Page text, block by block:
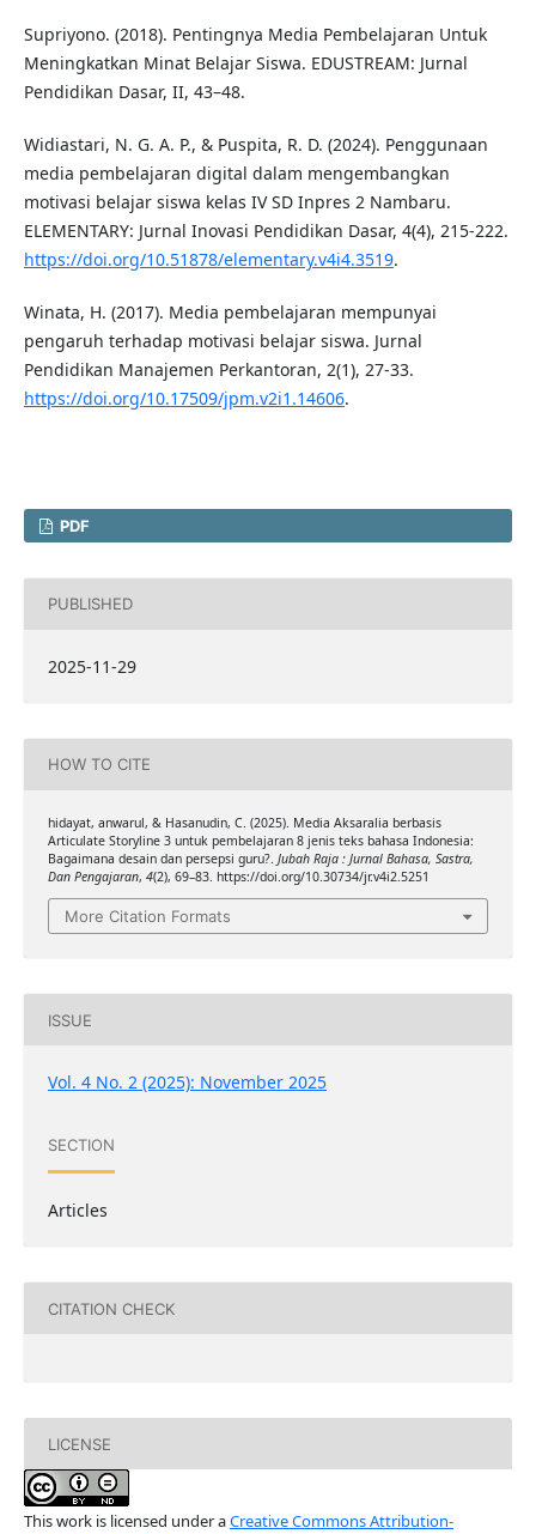
Supriyono. (2018). Pentingnya Media Pembelajaran Untuk
Meningkatkan Minat Belajar Siswa. EDUSTREAM: Jurnal
Pendidikan Dasar, II, 43–48.
Widiastari, N. G. A. P., & Puspita, R. D. (2024). Penggunaan
media pembelajaran digital dalam mengembangkan
motivasi belajar siswa kelas IV SD Inpres 2 Nambaru.
ELEMENTARY: Jurnal Inovasi Pendidikan Dasar, 4(4), 215-222.
https://doi.org/10.51878/elementary.v4i4.3519.
Winata, H. (2017). Media pembelajaran mempunyai
pengaruh terhadap motivasi belajar siswa. Jurnal
Pendidikan Manajemen Perkantoran, 2(1), 27-33.
https://doi.org/10.17509/jpm.v2i1.14606.
PDF
PUBLISHED
2025-11-29
HOW TO CITE
hidayat, anwarul, & Hasanudin, C. (2025). Media Aksaralia berbasis
Articulate Storyline 3 untuk pembelajaran 8 jenis teks bahasa Indonesia:
Bagaimana desain dan persepsi guru?. Jubah Raja : Jurnal Bahasa, Sastra,
Dan Pengajaran, 4(2), 69–83. https://doi.org/10.30734/jr.v4i2.5251
More Citation Formats
ISSUE
Vol. 4 No. 2 (2025): November 2025
SECTION
Articles
CITATION CHECK
LICENSE
This work is licensed under aCreative Commons Attribution-